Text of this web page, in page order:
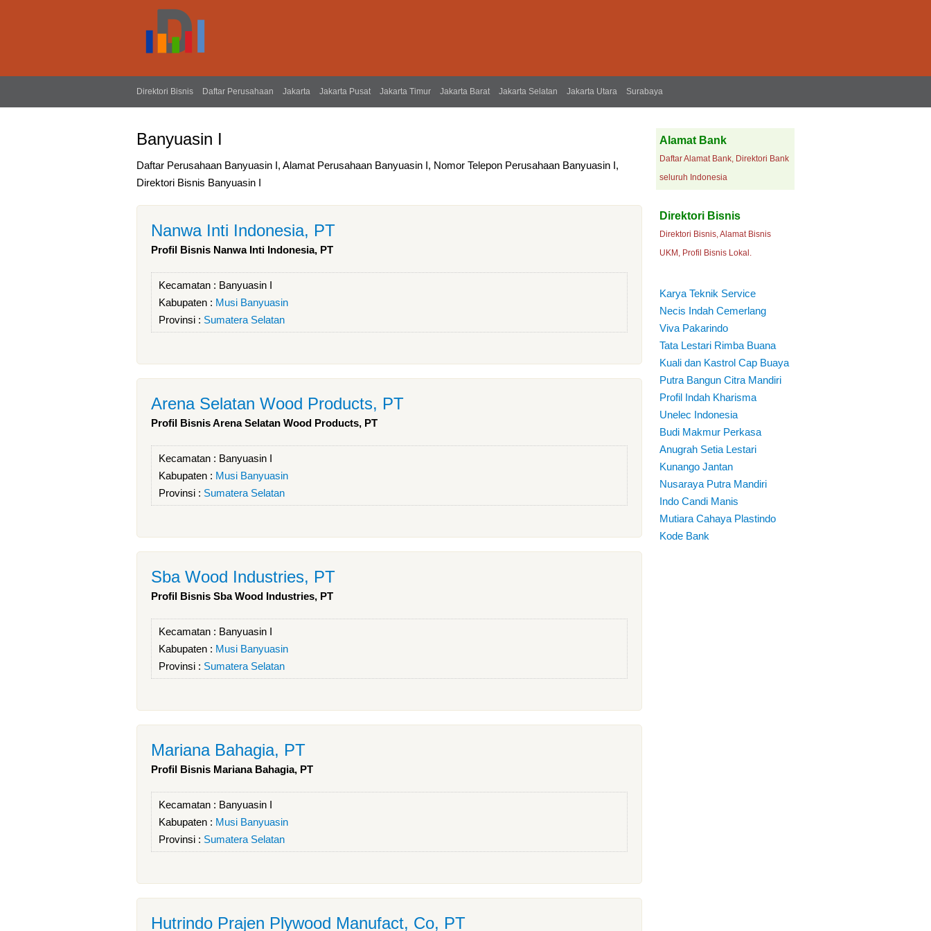
Direktori Bisnis Daftar Perusahaan Jakarta Jakarta Pusat Jakarta Timur Jakarta Barat Jakarta Selatan Jakarta Utara Surabaya
Banyuasin I
Daftar Perusahaan Banyuasin I, Alamat Perusahaan Banyuasin I, Nomor Telepon Perusahaan Banyuasin I,
Direktori Bisnis Banyuasin I
Nanwa Inti Indonesia, PT
Profil Bisnis Nanwa Inti Indonesia, PT
Kecamatan : Banyuasin I
Kabupaten : Musi Banyuasin
Provinsi : Sumatera Selatan
Arena Selatan Wood Products, PT
Profil Bisnis Arena Selatan Wood Products, PT
Kecamatan : Banyuasin I
Kabupaten : Musi Banyuasin
Provinsi : Sumatera Selatan
Sba Wood Industries, PT
Profil Bisnis Sba Wood Industries, PT
Kecamatan : Banyuasin I
Kabupaten : Musi Banyuasin
Provinsi : Sumatera Selatan
Mariana Bahagia, PT
Profil Bisnis Mariana Bahagia, PT
Kecamatan : Banyuasin I
Kabupaten : Musi Banyuasin
Provinsi : Sumatera Selatan
Hutrindo Prajen Plywood Manufact, Co, PT
Alamat Bank
Daftar Alamat Bank, Direktori Bank
seluruh Indonesia
Direktori Bisnis
Direktori Bisnis, Alamat Bisnis
UKM, Profil Bisnis Lokal.
Karya Teknik Service
Necis Indah Cemerlang
Viva Pakarindo
Tata Lestari Rimba Buana
Kuali dan Kastrol Cap Buaya
Putra Bangun Citra Mandiri
Profil Indah Kharisma
Unelec Indonesia
Budi Makmur Perkasa
Anugrah Setia Lestari
Kunango Jantan
Nusaraya Putra Mandiri
Indo Candi Manis
Mutiara Cahaya Plastindo
Kode Bank